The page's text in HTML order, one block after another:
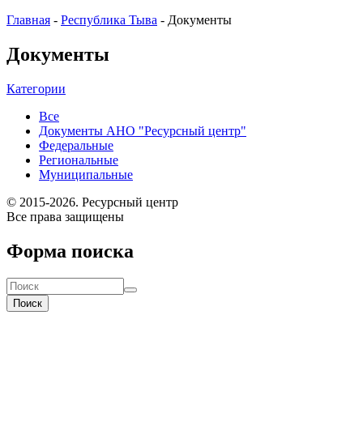
Главная - Республика Тыва - Документы
Документы
Категории
Все
Документы АНО "Ресурсный центр"
Федеральные
Региональные
Муниципальные
© 2015-2026. Ресурсный центр
Все права защищены
Форма поиска
Поиск